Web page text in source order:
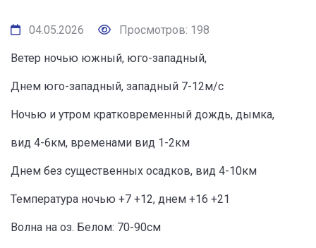
04.05.2026 Просмотров: 198
Ветер ночью южный, юго-западный,
Днем юго-западный, западный 7-12м/с
Ночью и утром кратковременный дождь, дымка,
вид 4-6км, временами вид 1-2км
Днем без существенных осадков, вид 4-10км
Температура ночью +7 +12, днем +16 +21
Волна на оз. Белом: 70-90см